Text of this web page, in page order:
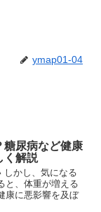
ymap01-04
糖尿病など健康
く解説
しかし、気になる
と、体重が増える
康に悪影響を及ぼ